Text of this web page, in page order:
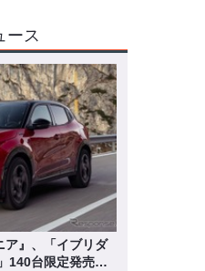
ース
ア』、「イブリダ
140台限定発売…